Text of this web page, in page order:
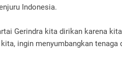
Indonesia.
Gerindra kita dirikan karena
ingin menyumbangkan tenaga